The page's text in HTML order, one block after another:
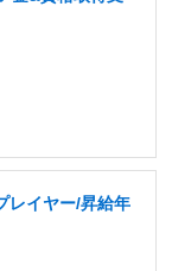
レイヤー/昇給年